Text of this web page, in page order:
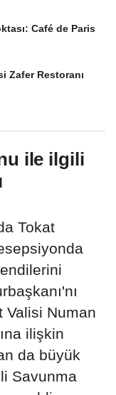
Café de Paris
Zafer Restoranı
ile ilgili
Tokat
Valisi Numan
ilişkin
da büyük
Savunma